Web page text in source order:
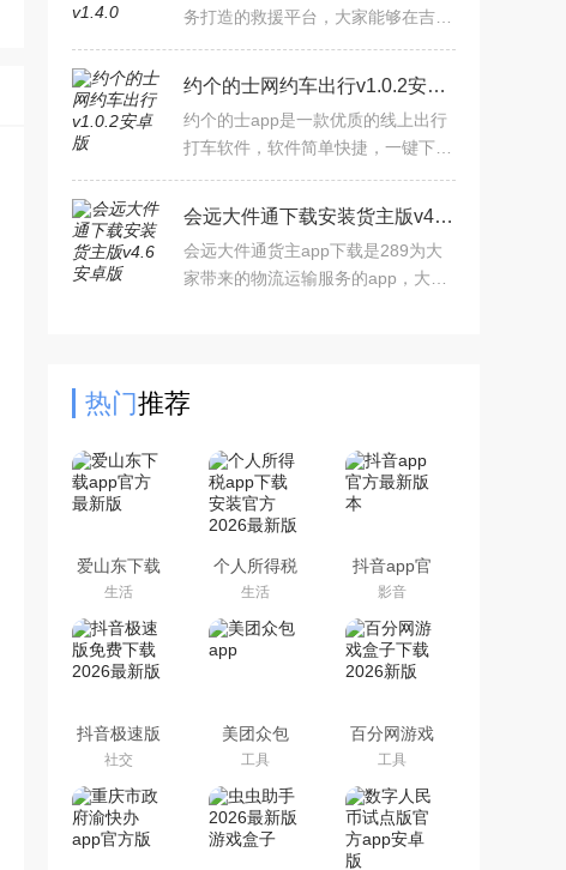
务打造的救援平台，大家能够在吉时
你能够通过这个平台去一键呼叫，智
能匹配，能够轻松的完成各
约个的士网约车出行v1.0.2安卓版
约个的士app是一款优质的线上出行
打车软件，软件简单快捷，一键下单
放心，司机也可在平台上接单，拥有
准确的导航功能，让你精准
会远大件通下载安装货主版v4.6安卓版
会远大件通货主app下载是289为大
家带来的物流运输服务的app，大家
热门推荐
爱山东下载
app官方最
新版
生活
个人所得税
app下载安
装官方2026
最新版
生活
抖音app官
方最新版本
影音
抖音极速版
免费下载
2026最新版
社交
美团众包
app
工具
百分网游戏
盒子下载
2026新版
工具